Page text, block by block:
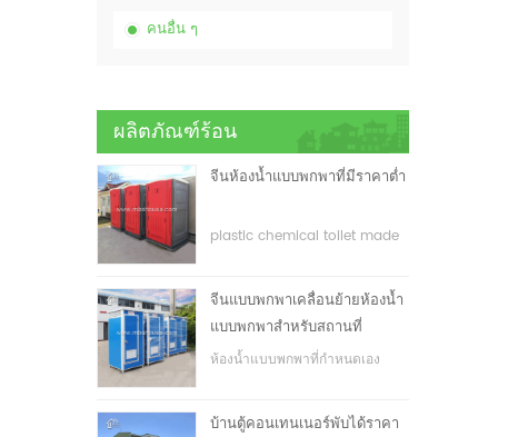
คนอื่น ๆ
ผลิตภัณฑ์ร้อน
จีนห้องน้ำแบบพกพาที่มีราคาต่ำ
plastic chemical toilet made
จีนแบบพกพาเคลื่อนย้ายห้องน้ำ
แบบพกพาสำหรับสถานที่
ก่อสร้าง
ห้องน้ำแบบพกพาที่กำหนดเอง
บ้านตู้คอนเทนเนอร์พับได้ราคา